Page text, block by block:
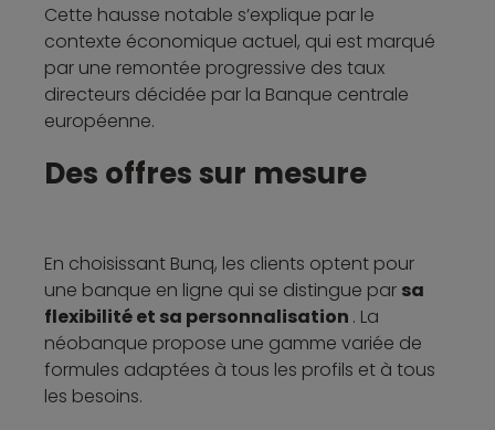
Cette hausse notable s’explique par le
contexte économique actuel, qui est marqué
par une remontée progressive des taux
directeurs décidée par la Banque centrale
européenne.
Des offres sur mesure
En choisissant Bunq, les clients optent pour
une banque en ligne qui se distingue par sa
flexibilité et sa personnalisation . La
néobanque propose une gamme variée de
formules adaptées à tous les profils et à tous
les besoins.